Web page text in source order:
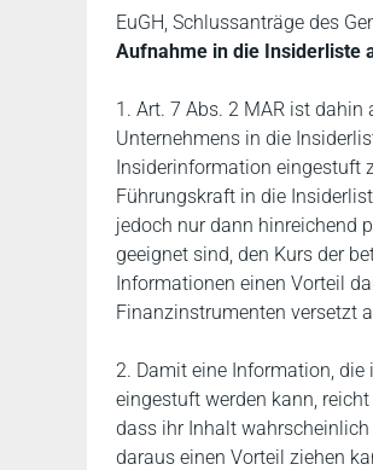
EuGH, Schlussanträge des
Aufnahme in die Insiderliste
1. Art. 7 Abs. 2 MAR ist
Unternehmens in die
Insiderinformation eingestuft
Führungskraft in die
jedoch nur dann hinreichend
geeignet sind, den Kurs der
Informationen einen Vorteil
Finanzinstrumenten versetzt
2. Damit eine Information,
eingestuft werden kann,
dass ihr Inhalt
daraus einen Vorteil ziehen